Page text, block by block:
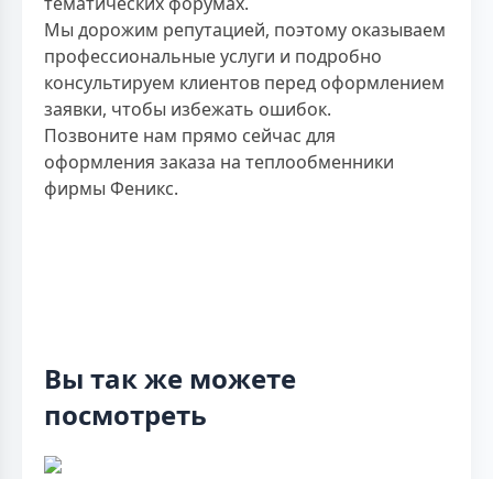
Мы дорожим репутацией, поэтому оказываем
профессиональные услуги и подробно
консультируем клиентов перед оформлением
заявки, чтобы избежать ошибок.
Позвоните нам прямо сейчас для
оформления заказа на теплообменники
фирмы Феникс.
Вы так же можете
посмотреть